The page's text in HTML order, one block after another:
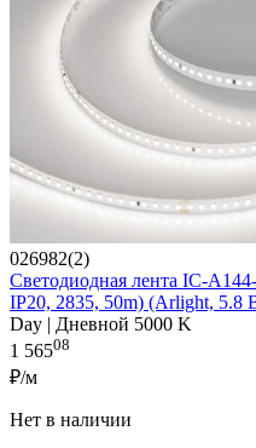
026982(2)
Светодиодная лента IC-
IP20, 2835, 50m) (Arlight, 5.8
Day | Дневной 5000 K
1 56508
₽/м
Нет в наличии